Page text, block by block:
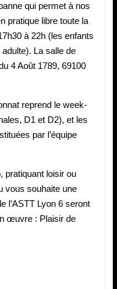
qui permet à nos
pratique libre toute la
à 22h (les enfants
La salle de
4 Août 1789, 69100
reprend le week-
D1 et D2), et les
par l’équipe
pratiquant loisir ou
vous souhaite une
l’ASTT Lyon 6 seront
œuvre : Plaisir de